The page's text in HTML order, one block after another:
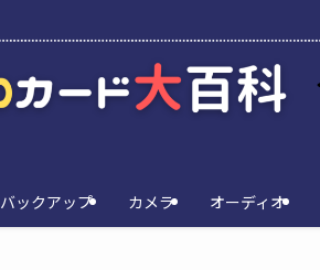
バックアップ カメラ オーディオ